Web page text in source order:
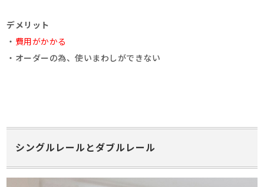
デメリット
・ 費用がかかる
・オーダーの為、使いまわしができない
シングルレールとダブルレール